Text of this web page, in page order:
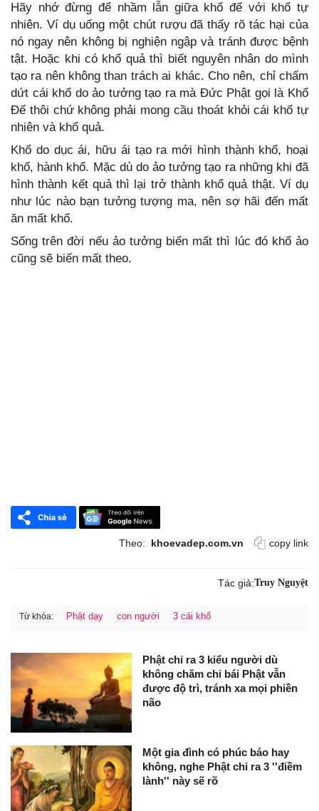
Hãy nhớ đừng để nhầm lẫn giữa khổ đế với khổ tự
nhiên. Ví dụ uống một chút rượu đã thấy rõ tác hại của
nó ngay nên không bị nghiện ngập và tránh được bệnh
tật. Hoặc khi có khổ quả thì biết nguyên nhân do mình
tạo ra nên không than trách ai khác. Cho nên, chỉ chấm
dứt cái khổ do ảo tưởng tạo ra mà Đức Phật gọi là Khổ
Đế thôi chứ không phải mong cầu thoát khỏi cái khổ tự
nhiên và khổ quả.
Khổ do dục ái, hữu ái tạo ra mới hình thành khổ, hoại
khổ, hành khổ. Mặc dù do ảo tưởng tạo ra những khi đã
hình thành kết quả thì lại trở thành khổ quả thật. Ví dụ
như lúc nào bạn tưởng tượng ma, nên sợ hãi đến mất
ăn mất khổ.
Sống trên đời nếu ảo tưởng biến mất thì lúc đó khổ ảo
cũng sẽ biến mất theo.
Theo: khoevadep.com.vn copy link
Tác giả:Truy Nguyệt
Từ khóa: Phật dạy con người 3 cái khổ
Phật chỉ ra 3 kiểu người dù
không chăm chỉ bái Phật vẫn
được độ trì, tránh xa mọi phiền
não
Một gia đình có phúc báo hay
không, nghe Phật chỉ ra 3 ''điềm
lành'' này sẽ rõ